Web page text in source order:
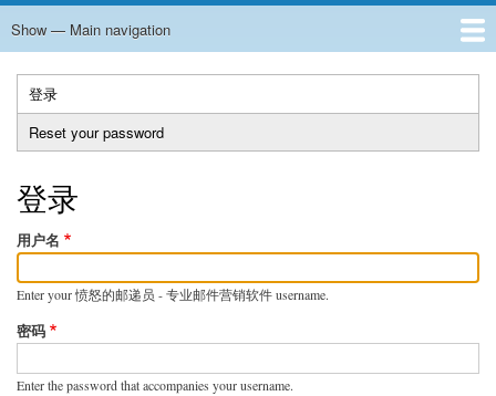
Main
Show — Main navigation
主页
下载
视频
文档
展示
产品介绍
常见问题
博客
联系
关于
Primary
tabs
登录
动
标
Reset your password
登录
用户名
Enter your 愤怒的邮递员 - 专业邮件营销软件 username.
密码
Enter the password that accompanies your username.